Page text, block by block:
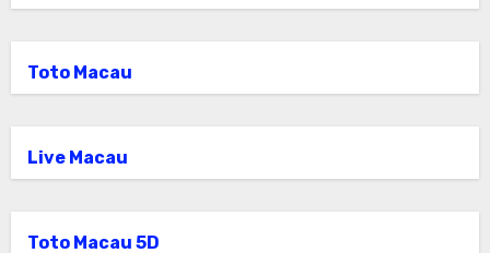
Toto Macau
Live Macau
Toto Macau 5D